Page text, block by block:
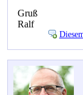
Gruß
Ralf